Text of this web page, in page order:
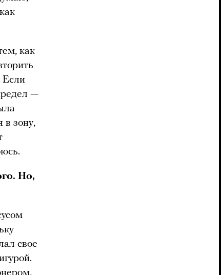
как
Если
—
в зону,
Но,
свое